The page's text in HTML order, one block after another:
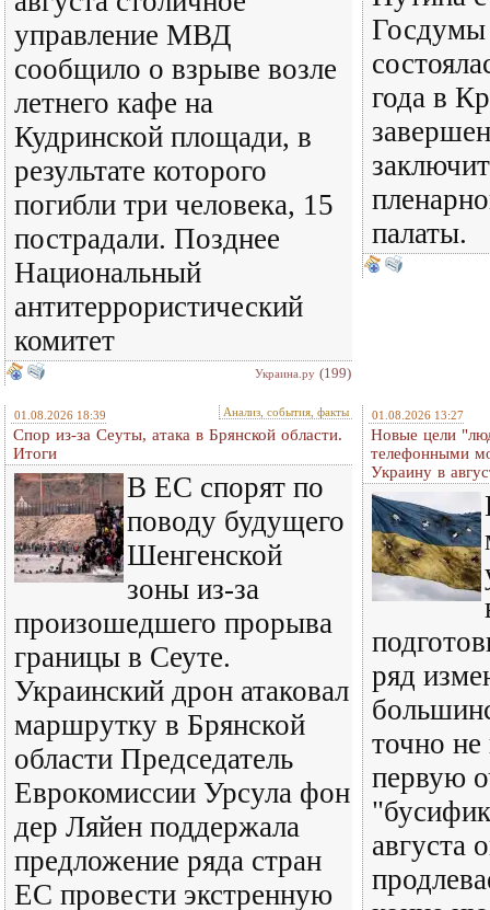
управление МВД
сообщило о взрыве возле
летнего кафе на
Кудринской площади, в
результате которого
погибли три человека, 15
пострадали. Позднее
Национальный
антитеррористический
комитет
Украина.ру (199)
года в
палаты.
01.08.2026 18:39 Анализ, события, факты
Спор из-за Сеуты, атака в Брянской области.
Итоги
В ЕС спорят по
поводу будущего
Шенгенской
зоны из-за
произошедшего прорыва
границы в Сеуте.
Украинский дрон атаковал
маршрутку в Брянской
области Председатель
Еврокомиссии Урсула фон
дер Ляйен поддержала
предложение ряда стран
ЕС провести экстренную
01.08.2026 13:27
Новые цели
телефонными
Украину в
ряд
точно не
первую
августа